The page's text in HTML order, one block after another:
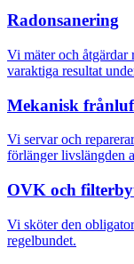
Radonsanering
Vi mäter och åtgärdar
varaktiga resultat
Mekanisk
Vi servar och
förlänger livslängden
OVK och
Vi sköter den
regelbundet.